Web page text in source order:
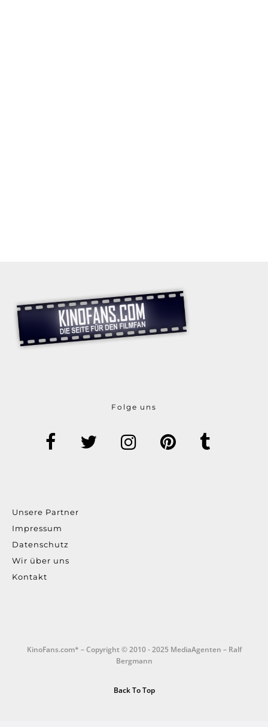
Folge uns
Unsere Partner
Impressum
Datenschutz
Wir über uns
Kontakt
KinoFans.com* – Copyright © 2010 - 2025 MediaAgenten – Ralf
Bergmann
Back To Top